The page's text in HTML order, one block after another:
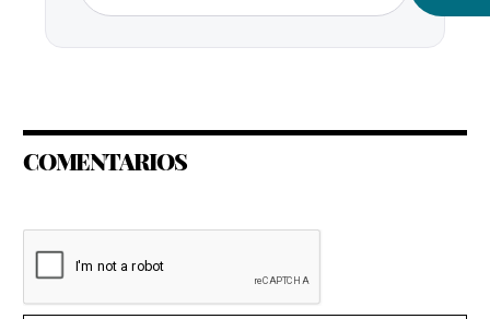
COMENTARIOS